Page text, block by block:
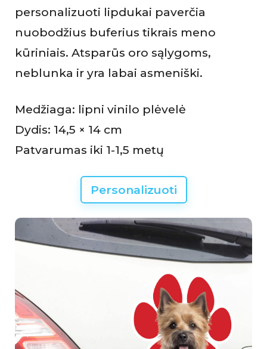
a
i
personalizuoti lipdukai paverčia
nuobodžius buferius tikrais meno
kūriniais. Atsparūs oro sąlygoms,
neblunka ir yra labai asmeniški.
Medžiaga: lipni vinilo plėvelė
Dydis: 14,5 × 14 cm
Patvarumas iki 1-1,5 metų
Personalizuoti